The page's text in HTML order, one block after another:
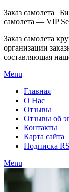
Заказ самолета |
самолета — VIP
Заказ самолета
организации
составляющая
Menu
Главная
О Нас
Отзывы
Отзывы об
Контакты
Карта сайта
Подписка
Menu